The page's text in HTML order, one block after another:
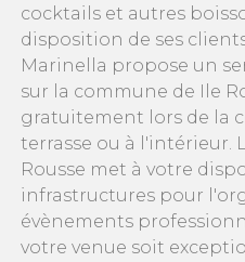
cocktails et autres
disposition de ses
Marinella propose un
sur la commune de Ile
gratuitement lors de la
terrasse ou à l'intérieur.
Rousse met à votre
infrastructures pour
évènements
votre venue soit